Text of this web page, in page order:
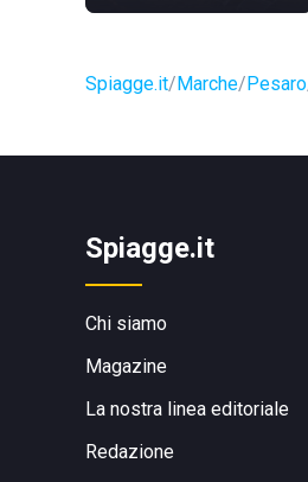
Spiagge.it Marche Pesaro
Spiagge.it
Chi siamo
Magazine
La nostra linea editoriale
Redazione